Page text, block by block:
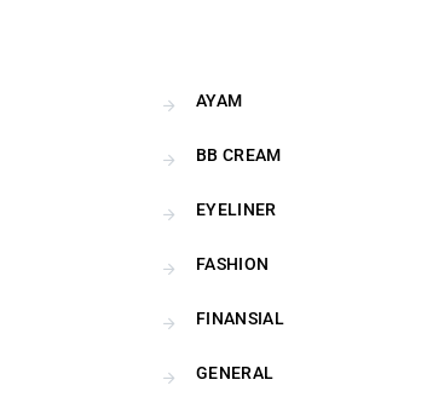
AYAM
BB CREAM
EYELINER
FASHION
FINANSIAL
GENERAL